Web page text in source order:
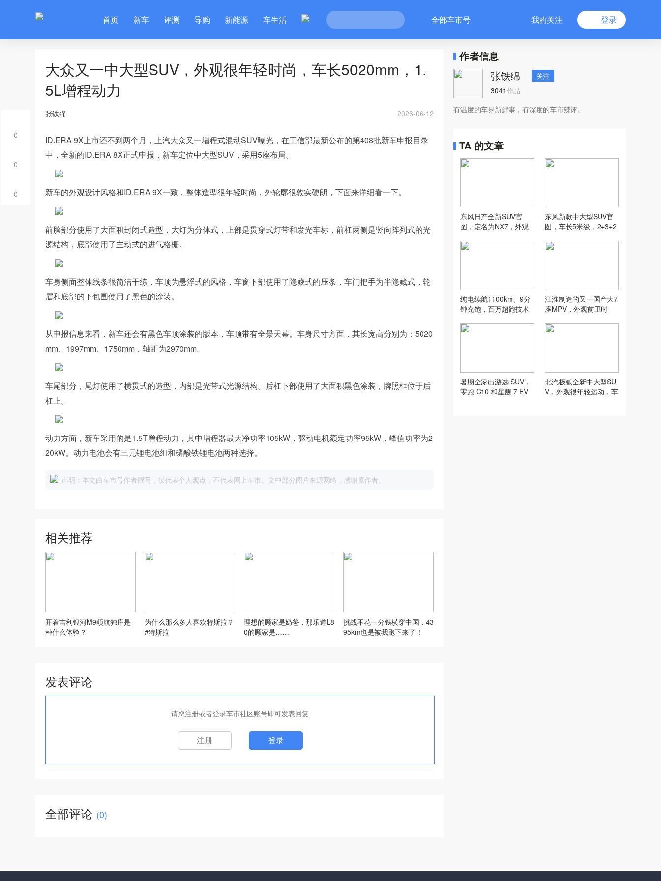
首页 新车 评测 导购 新能源 车生活 全部车市号 我的关注 登录
0
0
0
大众又一中大型SUV，外观很年轻时尚，车长5020mm，1.
5L增程动力
张铁绵 2026-06-12
ID.ERA 9X上市还不到两个月，上汽大众又一增程式混动SUV曝光，在工信部最新公布的第408批新车申报目录
中，全新的ID.ERA 8X正式申报，新车定位中大型SUV，采用5座布局。
新车的外观设计风格和ID.ERA 9X一致，整体造型很年轻时尚，外轮廓很敦实硬朗，下面来详细看一下。
前脸部分使用了大面积封闭式造型，大灯为分体式，上部是贯穿式灯带和发光车标，前杠两侧是竖向阵列式的光
源结构，底部使用了主动式的进气格栅。
车身侧面整体线条很简洁干练，车顶为悬浮式的风格，车窗下部使用了隐藏式的压条，车门把手为半隐藏式，轮
眉和底部的下包围使用了黑色的涂装。
从申报信息来看，新车还会有黑色车顶涂装的版本，车顶带有全景天幕。车身尺寸方面，其长宽高分别为：5020
mm、1997mm、1750mm，轴距为2970mm。
车尾部分，尾灯使用了横贯式的造型，内部是光带式光源结构。后杠下部使用了大面积黑色涂装，牌照框位于后
杠上。
动力方面，新车采用的是1.5T增程动力，其中增程器最大净功率105kW，驱动电机额定功率95kW，峰值功率为2
20kW。动力电池会有三元锂电池组和磷酸铁锂电池两种选择。
声明：本文由车市号作者撰写，仅代表个人观点，不代表网上车市。文中部分图片来源网络，感谢原作者。
相关推荐
开着吉利银河M9领航独库是
种什么体验？
为什么那么多人喜欢特斯拉？
#特斯拉
理想的顾家是奶爸，那乐道L8
0的顾家是……
挑战不花一分钱横穿中国，43
95km也是被我跑下来了！
发表评论
请您注册或者登录车市社区账号即可发表回复
注册 登录
全部评论 (0)
作者信息
张铁绵
关注
3041作品
有温度的车界新鲜事，有深度的车市辣评。
TA 的文章
东风日产全新SUV官
图，定名为NX7，外观
相
东风新款中大型SUV官
图，车长5米级，2+3+2
纯电续航1100km、9分
钟充饱，百万超跑技术
售
江淮制造的又一国产大7
座MPV，外观前卫时
力
暑期全家出游选 SUV，
零跑 C10 和星舰 7 EV
北汽极狐全新中大型SU
V，外观很年轻运动，车